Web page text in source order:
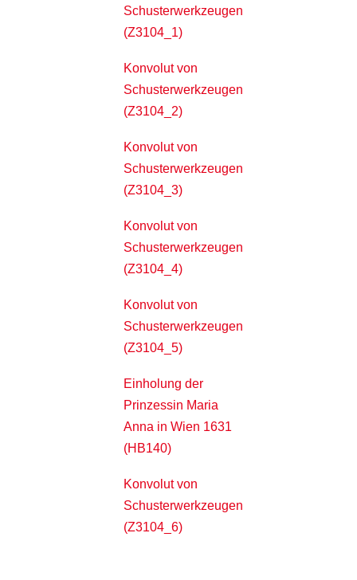
Schusterwerkzeugen
(Z3104_1)
Konvolut von
Schusterwerkzeugen
(Z3104_2)
Konvolut von
Schusterwerkzeugen
(Z3104_3)
Konvolut von
Schusterwerkzeugen
(Z3104_4)
Konvolut von
Schusterwerkzeugen
(Z3104_5)
Einholung der
Prinzessin Maria
Anna in Wien 1631
(HB140)
Konvolut von
Schusterwerkzeugen
(Z3104_6)